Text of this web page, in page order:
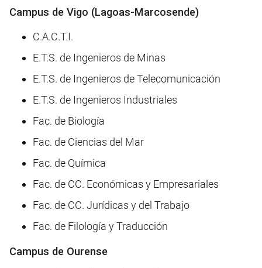
Campus de Vigo (Lagoas-Marcosende)
C.A.C.T.I.
E.T.S. de Ingenieros de Minas
E.T.S. de Ingenieros de Telecomunicación
E.T.S. de Ingenieros Industriales
Fac. de Biología
Fac. de Ciencias del Mar
Fac. de Química
Fac. de CC. Económicas y Empresariales
Fac. de CC. Jurídicas y del Trabajo
Fac. de Filología y Traducción
Campus de Ourense